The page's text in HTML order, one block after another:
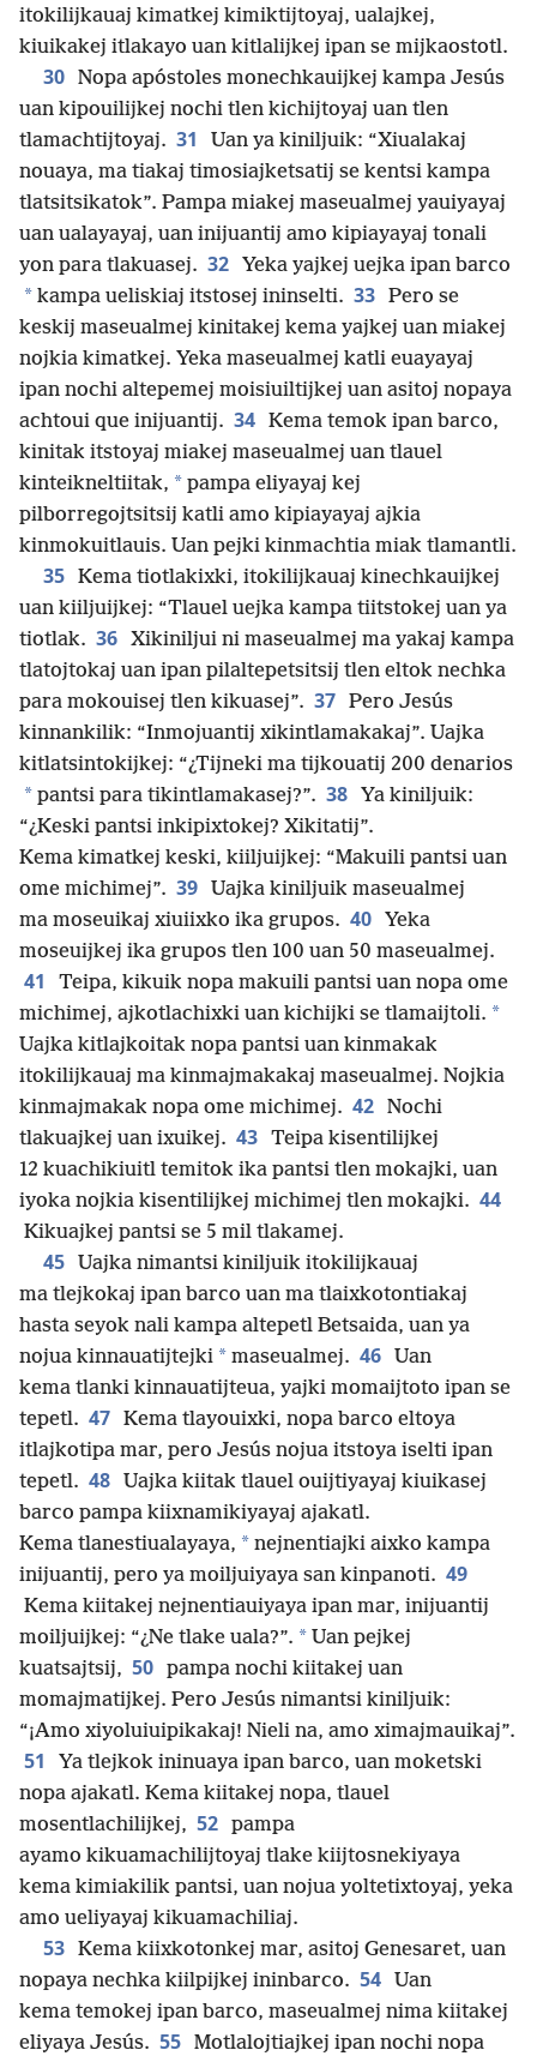
itokilijkauaj kimatkej kimiktijtoyaj, ualajkej,
kiuikakej itlakayo uan kitlalijkej ipan se mijkaostotl.
30 Nopa apóstoles monechkauijkej kampa Jesús
uan kipouilijkej nochi tlen kichijtoyaj uan tlen
tlamachtijtoyaj. 31
Uan ya kiniljuik: “Xiualakaj
nouaya, ma tiakaj timosiajketsatij se kentsi kampa
tlatsitsikatok”. Pampa miakej maseualmej yauiyayaj
uan ualayayaj, uan inijuantij amo kipiayayaj tonali
yon para tlakuasej. 32 Yeka yajkej uejka ipan barco
* kampa ueliskiaj itstosej ininselti. 33 Pero se
keskij maseualmej kinitakej kema yajkej uan miakej
nojkia kimatkej. Yeka maseualmej katli euayayaj
ipan nochi altepemej moisiuiltijkej uan asitoj nopaya
achtoui que inijuantij. 34 Kema temok ipan barco,
kinitak itstoyaj miakej maseualmej uan tlauel
kinteikneltiitak, * pampa eliyayaj kej
pilborregojtsitsij katli amo kipiayayaj ajkia
kinmokuitlauis. Uan pejki kinmachtia miak tlamantli.
35 Kema tiotlakixki, itokilijkauaj kinechkauijkej
uan kiiljuijkej: “Tlauel uejka kampa tiitstokej uan ya
tiotlak. 36 Xikiniljui ni maseualmej ma yakaj kampa
tlatojtokaj uan ipan pilaltepetsitsij tlen eltok nechka
para mokouisej tlen kikuasej”. 37 Pero Jesús
kinnankilik: “Inmojuantij xikintlamakakaj”. Uajka
kitlatsintokijkej: “¿Tijneki ma tijkouatij 200 denarios
* pantsi para tikintlamakasej?”. 38
Ya kiniljuik:
“¿Keski pantsi inkipixtokej? Xikitatij”.
Kema kimatkej keski, kiiljuijkej: “Makuili pantsi uan
ome michimej”. 39
Uajka kiniljuik maseualmej
ma moseuikaj xiuiixko ika grupos. 40
Yeka
moseuijkej ika grupos tlen 100 uan 50 maseualmej.
41
Teipa, kikuik nopa makuili pantsi uan nopa ome
michimej, ajkotlachixki uan kichijki se tlamaijtoli. *
Uajka kitlajkoitak nopa pantsi uan kinmakak
itokilijkauaj ma kinmajmakakaj maseualmej. Nojkia
kinmajmakak nopa ome michimej. 42 Nochi
tlakuajkej uan ixuikej. 43 Teipa kisentilijkej
12 kuachikiuitl temitok ika pantsi tlen mokajki, uan
iyoka nojkia kisentilijkej michimej tlen mokajki. 44
Kikuajkej pantsi se 5 mil tlakamej.
45
Uajka nimantsi kiniljuik itokilijkauaj
ma tlejkokaj ipan barco uan ma tlaixkotontiakaj
hasta seyok nali kampa altepetl Betsaida, uan ya
nojua kinnauatijtejki * maseualmej. 46
Uan
kema tlanki kinnauatijteua, yajki momaijtoto ipan se
tepetl. 47 Kema tlayouixki, nopa barco eltoya
itlajkotipa mar, pero Jesús nojua itstoya iselti ipan
tepetl. 48
Uajka kiitak tlauel ouijtiyayaj kiuikasej
barco pampa kiixnamikiyayaj ajakatl.
Kema tlanestiualayaya, * nejnentiajki aixko kampa
inijuantij, pero ya moiljuiyaya san kinpanoti. 49
Kema kiitakej nejnentiauiyaya ipan mar, inijuantij
moiljuijkej: “¿Ne tlake uala?”. * Uan pejkej
kuatsajtsij, 50 pampa nochi kiitakej uan
momajmatijkej. Pero Jesús nimantsi kiniljuik:
“¡Amo xiyoluiuipikakaj! Nieli na, amo ximajmauikaj”.
51
Ya tlejkok ininuaya ipan barco, uan moketski
nopa ajakatl. Kema kiitakej nopa, tlauel
mosentlachilijkej, 52 pampa
ayamo kikuamachilijtoyaj tlake kiijtosnekiyaya
kema kimiakilik pantsi, uan nojua yoltetixtoyaj, yeka
amo ueliyayaj kikuamachiliaj.
53 Kema kiixkotonkej mar, asitoj Genesaret, uan
nopaya nechka kiilpijkej ininbarco. 54
Uan
kema temokej ipan barco, maseualmej nima kiitakej
eliyaya Jesús. 55 Motlalojtiajkej ipan nochi nopa